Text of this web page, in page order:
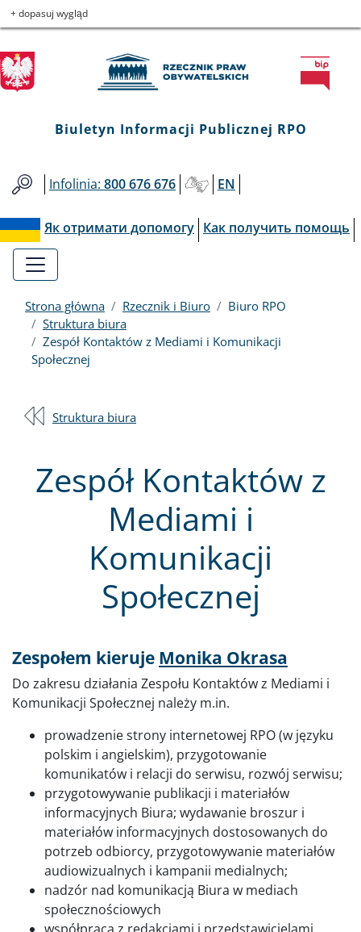
Przejdź
do
menu
głównego
Przejdź
do
treści
Przejdź
to
informacji
o
kontakcie
Przejdź
do
mapy
serwisu
Biuletyn
Informacji
Publicznej
RPO
+ dopasuj wygląd
Biuletyn Informacji Publicznej RPO
Infolinia: 800 676 676 EN
Як отримати допомогу Как получить помощь
Strona główna Rzecznik i Biuro
Biuro RPO
Struktura biura
Zespół Kontaktów z Mediami i Komunikacji
Społecznej
Zespół Kontaktów z
Mediami i
Komunikacji
Społecznej
Zespołem kieruje Monika Okrasa
Do zakresu działania Zespołu Kontaktów z Mediami i
Komunikacji Społecznej należy m.in.
prowadzenie strony internetowej RPO (w języku
polskim i angielskim), przygotowanie
komunikatów i relacji do serwisu, rozwój serwisu;
przygotowywanie publikacji i materiałów
informacyjnych Biura; wydawanie broszur i
materiałów informacyjnych dostosowanych do
potrzeb odbiorcy, przygotowywanie materiałów
audiowizualnych i kampanii medialnych;
nadzór nad komunikacją Biura w mediach
społecznościowych
współpraca z redakcjami i przedstawicielami
Struktura biura